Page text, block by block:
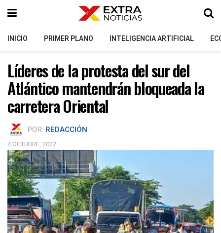
INICIO PRIMER PLANO INTELIGENCIA ARTIFICIAL
Líderes de la protesta del sur del
Atlántico mantendrán bloqueada la
carretera Oriental
POR: REDACCIÓN
4 OCTUBRE, 2022